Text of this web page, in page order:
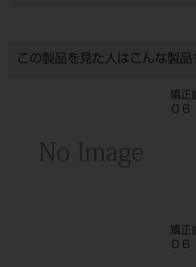
この製品を見た人はこんな製品
矯正
０６
矯正
０６